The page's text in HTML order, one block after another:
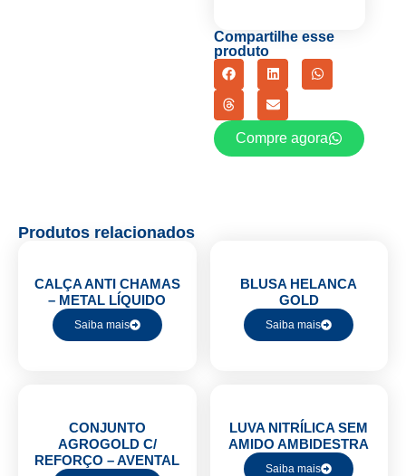
Compartilhe esse
produto
Compre agora
Produtos relacionados
CALÇA ANTI CHAMAS
– METAL LÍQUIDO
Saiba mais
BLUSA HELANCA
GOLD
Saiba mais
CONJUNTO
AGROGOLD C/
REFORÇO – AVENTAL
LUVA NITRÍLICA SEM
AMIDO AMBIDESTRA
Saiba mais